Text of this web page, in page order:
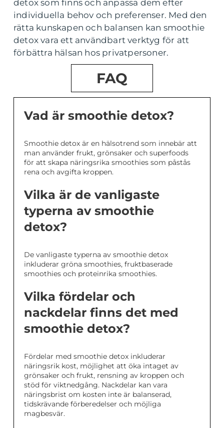
detox som finns och anpassa dem efter
individuella behov och preferenser. Med den
rätta kunskapen och balansen kan smoothie
detox vara ett användbart verktyg för att
förbättra hälsan hos privatpersoner.
FAQ
Vad är smoothie detox?
Smoothie detox är en hälsotrend som innebär att
man använder frukt, grönsaker och superfoods
för att skapa näringsrika smoothies som påstås
rena och avgifta kroppen.
Vilka är de vanligaste
typerna av smoothie
detox?
De vanligaste typerna av smoothie detox
inkluderar gröna smoothies, fruktbaserade
smoothies och proteinrika smoothies.
Vilka fördelar och
nackdelar finns det med
smoothie detox?
Fördelar med smoothie detox inkluderar
näringsrik kost, möjlighet att öka intaget av
grönsaker och frukt, rensning av kroppen och
stöd för viktnedgång. Nackdelar kan vara
näringsbrist om kosten inte är balanserad,
tidskrävande förberedelser och möjliga
magbesvär.